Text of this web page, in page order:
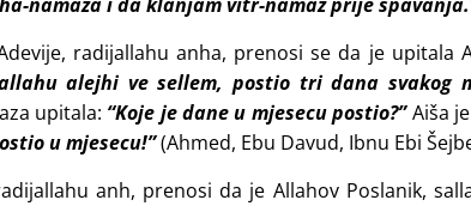
namaza i da klanjam vitr-namaz prije
radijallahu anha, prenosi se da je upitala
alejhi ve sellem, postio tri dana svakog
upitala: “Koje je dane u mjesecu postio?”Aiša
u mjesecu!”(Ahmed, Ebu Davud, Ibnu Ebi
anh, prenosi da je Allahov Poslanik,